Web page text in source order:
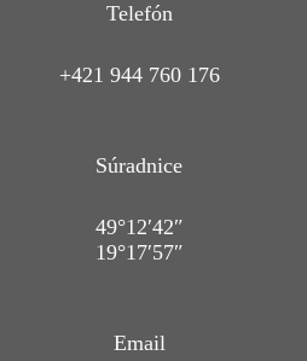
Telefón
+421 944 760 176
Súradnice
49°12′42″
19°17′57″
Email